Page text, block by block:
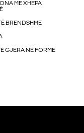
ME XHEPA
BRENDSHME
GJERA NË FORMË